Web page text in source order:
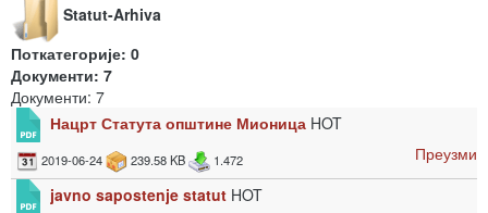
Statut-Arhiva
Поткатегорије: 0
Документи: 7
Документи: 7
Нацрт Статута општине Мионица HOT
2019-06-24 239.58 KB 1.472
Преузми
javno sapostenje statut HOT